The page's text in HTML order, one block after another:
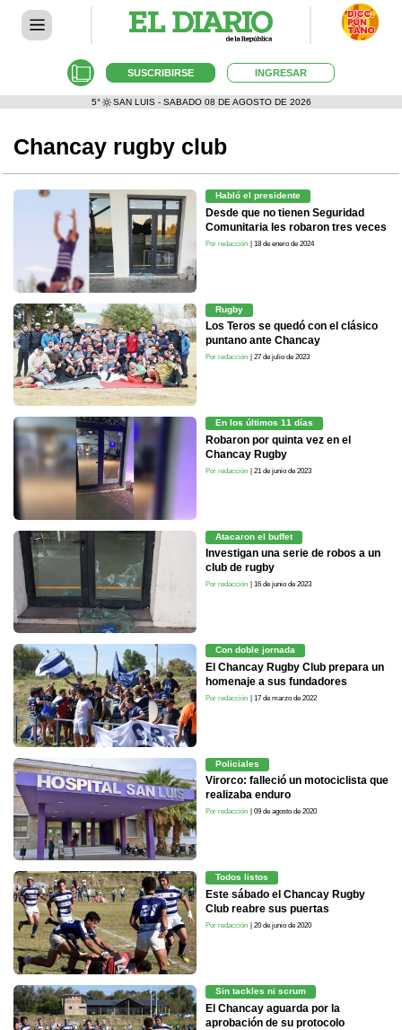
SUSCRIBIRSE INGRESAR
5° SAN LUIS - SABADO 08 DE AGOSTO DE 2026
Chancay rugby club
Habló el presidente
Desde que no tienen Seguridad
Comunitaria les robaron tres veces
Por redacción | 18 de enero de 2024
Rugby
Los Teros se quedó con el clásico
puntano ante Chancay
Por redacción | 27 de julio de 2023
En los últimos 11 días
Robaron por quinta vez en el
Chancay Rugby
Por redacción | 21 de junio de 2023
Atacaron el buffet
Investigan una serie de robos a un
club de rugby
Por redacción | 16 de junio de 2023
Con doble jornada
El Chancay Rugby Club prepara un
homenaje a sus fundadores
Por redacción | 17 de marzo de 2022
Policiales
Virorco: falleció un motociclista que
realizaba enduro
Por redacción | 09 de agosto de 2020
Todos listos
Este sábado el Chancay Rugby
Club reabre sus puertas
Por redacción | 20 de junio de 2020
Sin tackles ni scrum
El Chancay aguarda por la
aprobación de su protocolo